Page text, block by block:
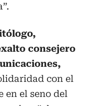
consejero
con el
el seno del